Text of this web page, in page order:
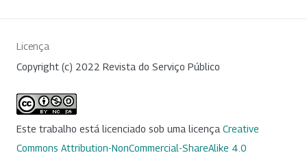
Licença
Copyright (c) 2022 Revista do Serviço Público
Este trabalho está licenciado sob uma licença Creative
Commons Attribution-NonCommercial-ShareAlike 4.0